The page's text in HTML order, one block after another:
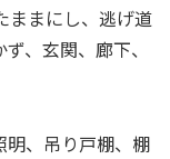
ままにし、逃げ道
、玄関、廊下、
明、吊り戸棚、棚